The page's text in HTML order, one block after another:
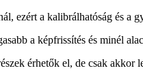
ezért a kalibrálhatóság és a
a képfrissítés és minél
érhetők el, de csak